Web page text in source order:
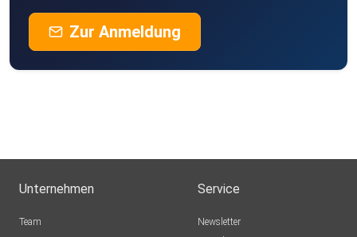
Zur Anmeldung
Unternehmen
Team
Service
Newsletter